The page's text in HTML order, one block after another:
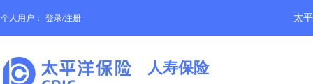
个人用户： 登录/注册 太
人寿保险